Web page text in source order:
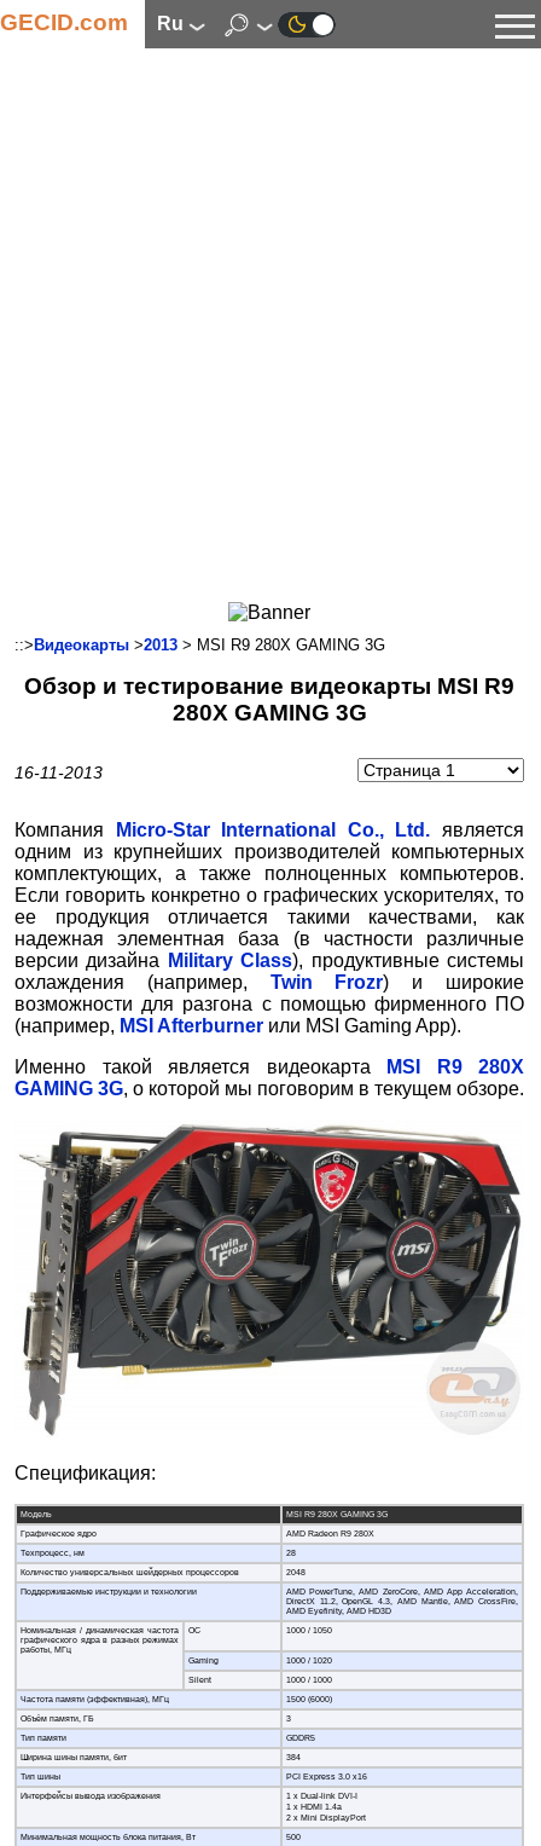
GECID.com ru
Смартфоны
Коммуникации
Автоэлектроника
::> Видеокарты >2013 > MSI R9 280X GAMING 3G
Обзор и тестирование видеокарты MSI R9
280X GAMING 3G
16-11-2013
Компания Micro-Star International Co., Ltd. является
одним из крупнейших производителей компьютерных
комплектующих, а также полноценных компьютеров.
Если говорить конкретно о графических ускорителях, то
ее продукция отличается такими качествами, как
надежная элементная база (в частности различные
версии дизайна
Military Class), продуктивные системы
охлаждения (например, Twin Frozr) и широкие
возможности для разгона с помощью фирменного ПО
(например, MSI Afterburner или MSI Gaming App).
Именно такой является видеокарта
MSI R9 280X
GAMING 3G, о которой мы поговорим в текущем обзоре.
Спецификация:
Модель
MSI R9 280X GAMING 3G
Графическое ядро
AMD Radeon R9 280X
Техпроцесс, нм
28
Количество универсальных шейдерных процессоров
2048
Поддерживаемые инструкции и технологии
AMD PowerTune, AMD ZeroCore, AMD App Acceleration,
DirectX 11.2, OpenGL 4.3, AMD Mantle, AMD CrossFire,
AMD Eyefinity, AMD HD3D
Номинальная / динамическая частота
графического ядра в разных режимах
работы, МГц
OC 1000 / 1050
Gaming
1000 / 1020
Silent
1000 / 1000
Частота памяти (эффективная), МГц
1500 (6000)
Объём памяти, ГБ
3
Тип памяти
GDDR5
Ширина шины памяти, бит
384
Тип шины
PCI Express 3.0 x16
Интерфейсы вывода изображения
1 х Dual-link DVI-I
1 х HDMI 1.4a
2 х Mini DisplayPort
Минимальная мощность блока питания, Вт
500